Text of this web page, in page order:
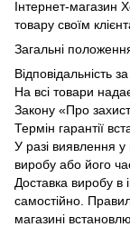
Інтернет-магазин
товару своїм
Загальні
Відповідальність
На всі товари
Закону «Про
Термін гарантії
У разі виявлення у
виробу або його
Доставка виробу в
самостійно.
магазині